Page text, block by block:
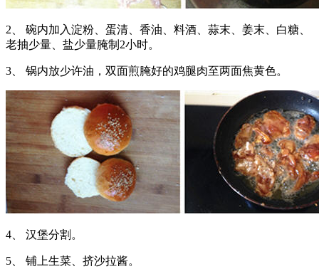
2、 碗内加入淀粉、蛋清、香油、料酒、蒜末、姜末、白糖、
老抽少量、盐少量腌制2小时。
3、 锅内放少许油，双面煎腌好的鸡腿肉至两面焦黄色。
4、 汉堡分割。
5、 铺上生菜、挤沙拉酱。